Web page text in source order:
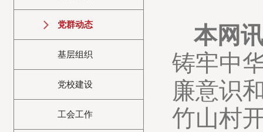
党群动态
基层组织
党校建设
工会工作
本网
铸牢中
廉意识
竹山村